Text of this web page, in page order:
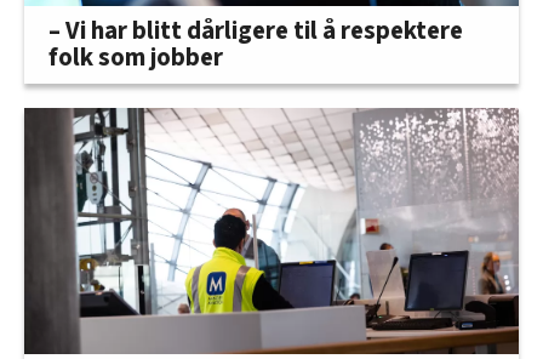
– Vi har blitt dårligere til å respektere
folk som jobber